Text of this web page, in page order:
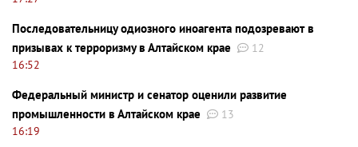
Последовательницу одиозного иноагента подозревают в
призывах к терроризму в Алтайском крае
12
16:52
Федеральный министр и сенатор оценили развитие
промышленности в Алтайском крае
13
16:19